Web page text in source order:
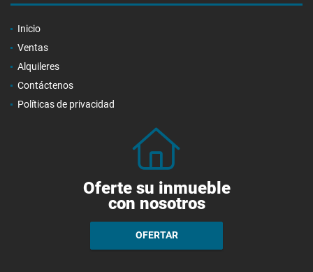
Inicio
Ventas
Alquileres
Contáctenos
Políticas de privacidad
Oferte su inmueble
con nosotros
OFERTAR